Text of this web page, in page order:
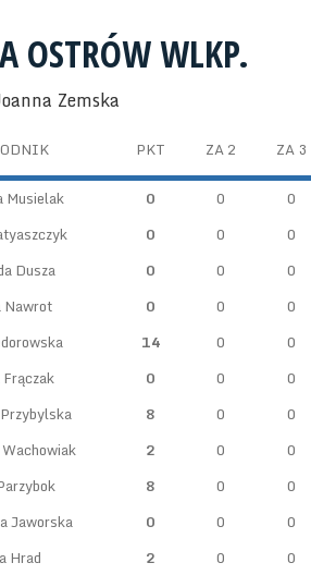
OSTRÓW WLKP.
Zemska
PKT ZA 2 ZA 3
Musielak 0 0
0
0 0
0
Dusza 0 0
0
Nawrot 0 0
0
14 0
0
0 0
0
8 0
0
2 0
0
8 0
0
Jaworska 0 0
0
Hrad 2 0
0